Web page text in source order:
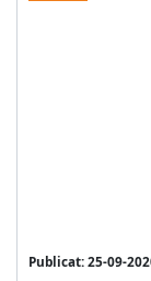
Publicat: 25-09-